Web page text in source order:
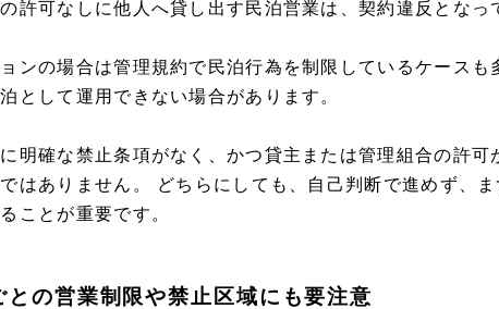
許可なしに他人へ貸し出す民泊営業は、契約違反となっ
ンの場合は管理規約で民泊行為を制限しているケースも
として運用できない場合があります。
明確な禁止条項がなく、かつ貸主または管理組合の許
はありません。 どちらにしても、自己判断で進めず、
ことが重要です。
の営業制限や禁止区域にも要注意